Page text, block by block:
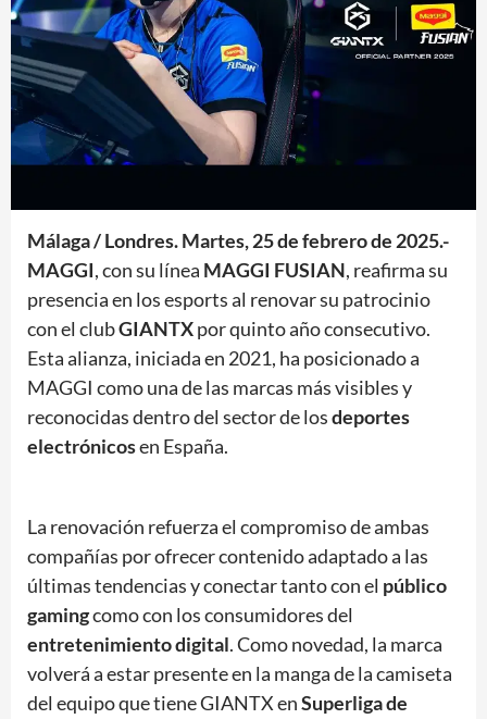
Málaga / Londres. Martes, 25 de febrero de 2025.-
MAGGI, con su línea MAGGI FUSIAN, reafirma su
presencia en los esports al renovar su patrocinio
con el clubGIANTXpor quinto año consecutivo.
Esta alianza, iniciada en 2021, ha posicionado a
MAGGI como una de las marcas más visibles y
reconocidas dentro del sector de losdeportes
electrónicosen España.
La renovación refuerza el compromiso de ambas
compañías por ofrecer contenido adaptado a las
últimas tendencias y conectar tanto con el público
gamingcomo con los consumidores del
entretenimiento digital. Como novedad, la marca
volverá a estar presente en la manga de la camiseta
del equipo que tiene GIANTX enSuperliga de